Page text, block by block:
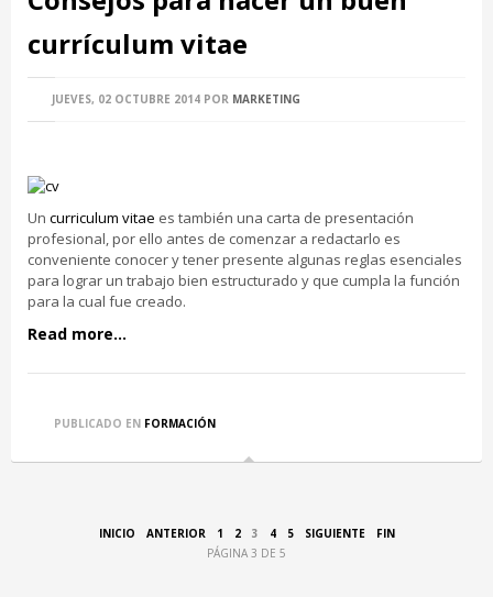
currículum vitae
JUEVES, 02 OCTUBRE 2014 POR MARKETING
Un curriculum vitae es también una carta de presentación
profesional, por ello antes de comenzar a redactarlo es
conveniente conocer y tener presente algunas reglas esenciales
para lograr un trabajo bien estructurado y que cumpla la función
para la cual fue creado.
Read more...
PUBLICADO EN FORMACIÓN
INICIO ANTERIOR 1 2 3 4 5 SIGUIENTE
FIN
PÁGINA 3 DE 5